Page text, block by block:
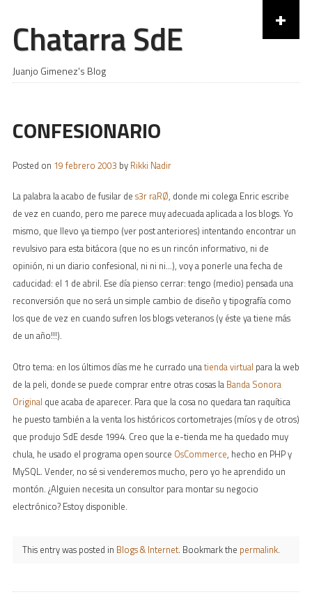
Chatarra SdE
Juanjo Gimenez's Blog
+
Skip to content
CONFESIONARIO
Posted on 19 febrero 2003 by Rikki Nadir
La palabra la acabo de fusilar de s3r raRØ, donde mi colega Enric escribe
de vez en cuando, pero me parece muy adecuada aplicada a los blogs. Yo
mismo, que llevo ya tiempo (ver post anteriores) intentando encontrar un
revulsivo para esta bitácora (que no es un rincón informativo, ni de
opinión, ni un diario confesional, ni ni ni…), voy a ponerle una fecha de
caducidad: el 1 de abril. Ese día pienso cerrar: tengo (medio) pensada una
reconversión que no será un simple cambio de diseño y tipografía como
los que de vez en cuando sufren los blogs veteranos (y éste ya tiene más
de un año!!!).
Otro tema: en los últimos días me he currado unatienda virtual para la web
de la peli, donde se puede comprar entre otras cosas la Banda Sonora
Original que acaba de aparecer. Para que la cosa no quedara tan raquítica
he puesto también a la venta los históricos cortometrajes (míos y de otros)
que produjo SdE desde 1994. Creo que la e-tienda me ha quedado muy
chula, he usado el programa open source OsCommerce, hecho en PHP y
MySQL. Vender, no sé si venderemos mucho, pero yo he aprendido un
montón. ¿Alguien necesita un consultor para montar su negocio
electrónico? Estoy disponible.
This entry was posted in Blogs & Internet. Bookmark the permalink.